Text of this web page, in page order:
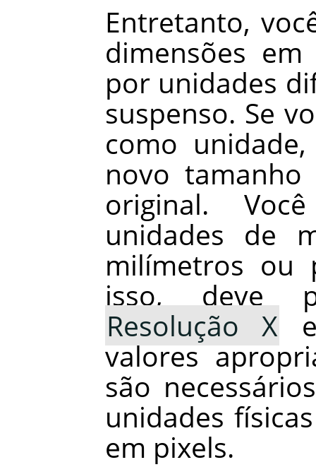
Entretanto,
dimensões
por unidades
suspenso. Se
como
novo
original.
unidades de
milímetros ou
isso, deve
Resolução X
valores
são
unidades
em pixels.